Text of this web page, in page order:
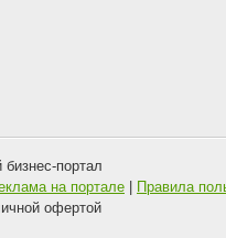
портал
на портале
Правила
офертой